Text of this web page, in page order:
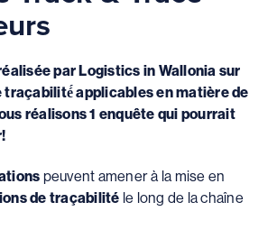
par Logistics in Wallonia sur
traçabilité́ applicables en matière de
réalisons 1 enquête qui pourrait
peuvent amener à la mise en
de traçabilité le long de la chaîne